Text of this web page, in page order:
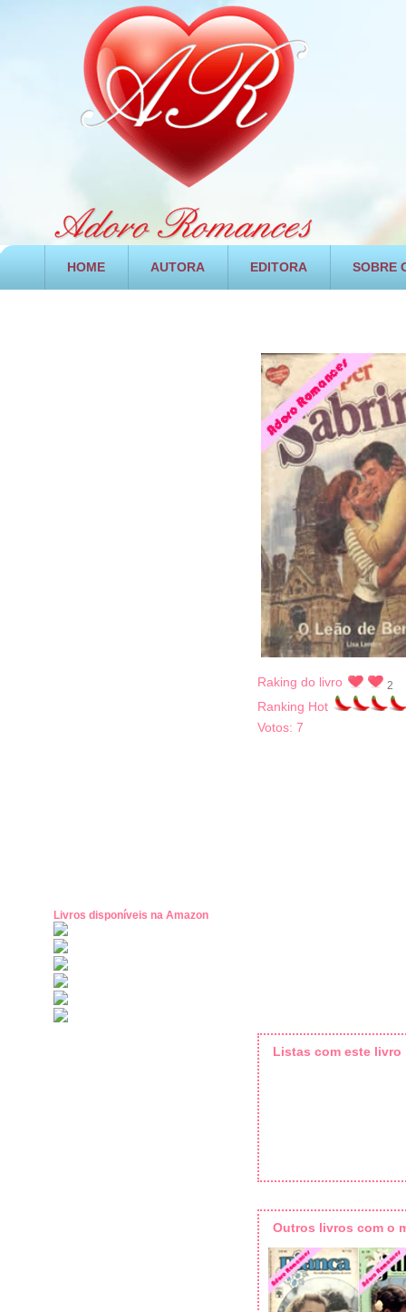
HOME AUTORA EDITORA SOBRE
Livros disponíveis na Amazon
Raking do livro 2
Ranking Hot
Votos: 7
Listas com este livro
Outros livros com o